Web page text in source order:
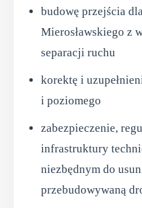
budowę przejścia
Mierosławskiego z
separacji ruchu
korektę i
i poziomego
zabezpieczenie,
infrastruktury
niezbędnym do
przebudowywaną